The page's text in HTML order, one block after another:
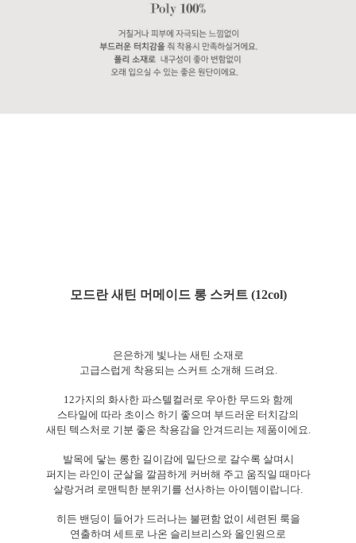
모드란 새틴 머메이드 롱 스커트 (12col)
은은하게 빛나는 새틴 소재로
고급스럽게 착용되는 스커트 소개해 드려요.
12가지의 화사한 파스텔컬러로 우아한 무드와 함께
스타일에 따라 초이스 하기 좋으며 부드러운 터치감의
새틴 텍스처로 기분 좋은 착용감을 안겨드리는 제품이에요.
발목에 닿는 롱한 길이감에 밑단으로 갈수록 살며시
퍼지는 라인이 군살을 깔끔하게 커버해 주고 움직일 때마다
살랑거려 로맨틱한 분위기를 선사하는 아이템이랍니다.
히든 밴딩이 들어가 드러나는 불편함 없이 세련된 룩을
연출하며 세트로 나온 슬리브리스와 올인원으로